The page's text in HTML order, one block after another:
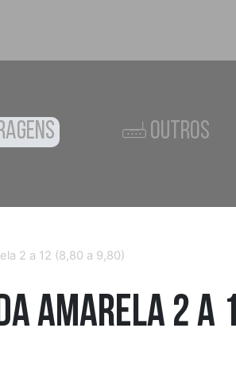
OUTROS
2 a 12 (8,80 a 9,80)
Amarela 2 a